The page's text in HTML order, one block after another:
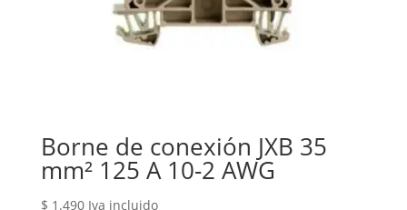
Borne de conexión JXB 35
mm² 125 A 10-2 AWG
$ 1.490 Iva incluido